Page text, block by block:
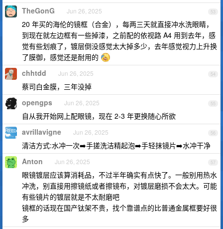
53
TheGonG Jun 26, 2025
20 年买的海伦的镜框（合金），每两三天就直接冲水洗眼睛，
到现在就左边框有一些掉漆，之前配的依视路 A4 用到去年，感
觉有些划痕了，镀层倒没感觉太大掉多少，去年感觉视力上升换
了膜御，感觉还是耐用的
54
chhtdd Jun 26, 2025
蔡司白金膜，三年没掉
55
opengps Jun 26, 2025
自从我开始网上配眼镜，现在 2-3 年更换随心所欲
56
avrillavigne Jun 26, 2025
清洁方式:水冲一次➡️手搓洗洁精起泡➡️手轻抹镜片➡️水冲干净
57
Anton Jun 26, 2025
眼镜镀层应该算消耗品，不过半年确实有点快了。一般别用热水
冲洗，别直接用擦镜纸或者擦镜布，对镀层磨损不会太大。可能
有些镜片的镀层就是不太耐磨吧
镜框的话现在国产钛架不贵，找个靠谱点的比普通金属框要好很
多